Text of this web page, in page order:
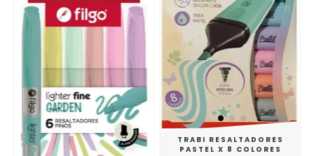
TRABI RESALTADORES
PASTEL X 8 COLORES